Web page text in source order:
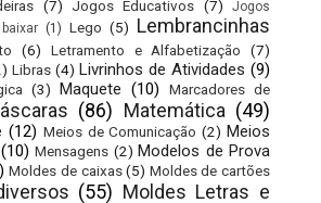
(7) Jogos Educativos (7)
Jogos
(1) Lego (5) Lembrancinhas
(6) Letramento e Alfabetização
(7)
Libras (4) Livrinhos de Atividades (9)
(3) Maquete (10)
Marcadores de
(86) Matemática (49)
(12) Meios de Comunicação (2) Meios
(10) Mensagens (2) Modelos de Prova
Moldes de caixas (5) Moldes de cartões
(55) Moldes Letras e